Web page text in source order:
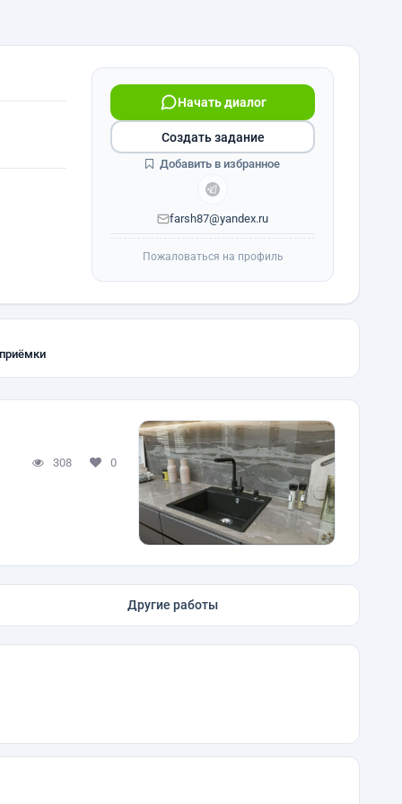
Начать диалог
farsh87@yandex.ru
Создать задание
Добавить в избранное
Пожаловаться на профиль
308 0
Другие работы